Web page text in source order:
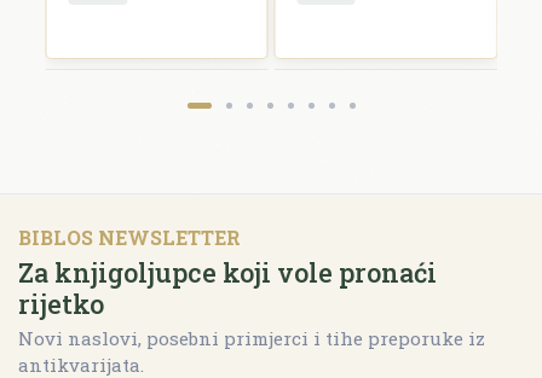
BIBLOS NEWSLETTER
Za knjigoljupce koji vole pronaći
rijetko
Novi naslovi, posebni primjerci i tihe preporuke iz
antikvarijata.